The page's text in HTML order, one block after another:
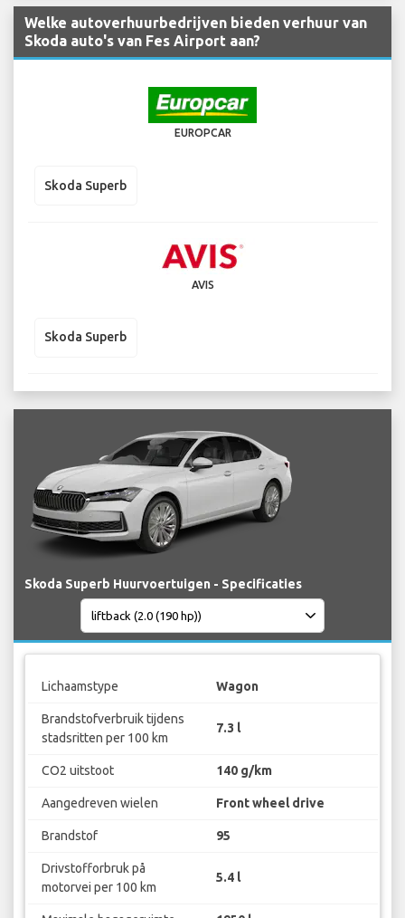
Welke autoverhuurbedrijven bieden verhuur van
Skoda auto's van Fes Airport aan?
EUROPCAR
Skoda Superb
AVIS
Skoda Superb
Skoda Superb Huurvoertuigen - Specificaties
Lichaamstype Wagon
Brandstofverbruik tijdens
stadsritten per 100 km
7.3 l
CO2 uitstoot 140 g/km
Aangedreven wielen Front wheel drive
Brandstof 95
Drivstofforbruk på
motorvei per 100 km
5.4 l